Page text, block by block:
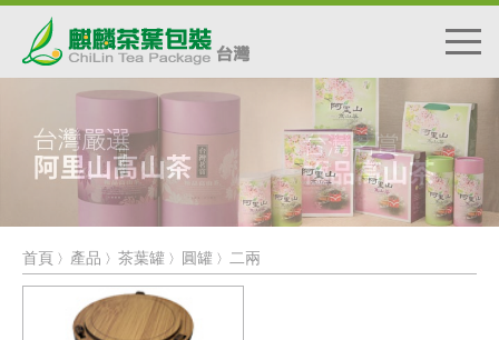
首頁 〉 產品 〉 茶葉罐 〉 圓罐 〉 二兩